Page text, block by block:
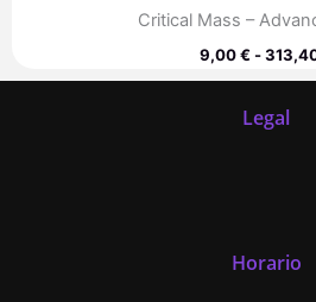
Critical Mass –
9,00€ -
Legal
Horario